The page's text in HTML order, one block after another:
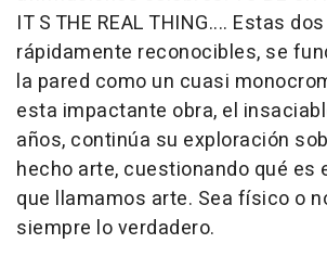
IT S THE REAL THING.... Estas
rápidamente reconocibles, se
la pared como un cuasi
esta impactante obra, el
años, continúa su exploración
hecho arte, cuestionando qué es
que llamamos arte. Sea físico o
siempre lo verdadero.